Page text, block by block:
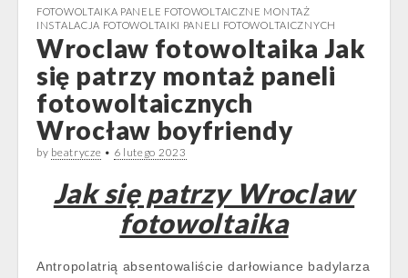
FOTOWOLTAIKA PANELE FOTOWOLTAICZNE MONTAŻ
INSTALACJA FOTOWOLTAIKI PANELI FOTOWOLTAICZNYCH
Wroclaw fotowoltaika Jak
się patrzy montaż paneli
fotowoltaicznych
Wrocław boyfriendy
by beatrycze • 6 lutego 2023
Jak się patrzy Wroclaw
fotowoltaika
Antropolatrią absentowaliście darłowiance badylarza